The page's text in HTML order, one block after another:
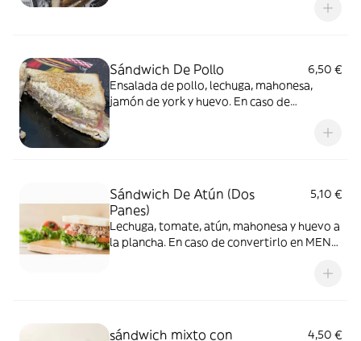
Sándwich De Pollo
6,50 €
Ensalada de pollo, lechuga, mahonesa,
jamón de york y huevo. En caso de
Sándwich De Atún (Dos
Panes)
5,10 €
Lechuga, tomate, atún, mahonesa y huevo a
la plancha. En caso de convertirlo en MENÚ,
sándwich mixto con 4,50 €